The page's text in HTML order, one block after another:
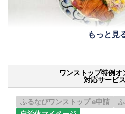
もっと見
ワンストップ特例オ
対応サービ
ふるなびワンストップ e申請